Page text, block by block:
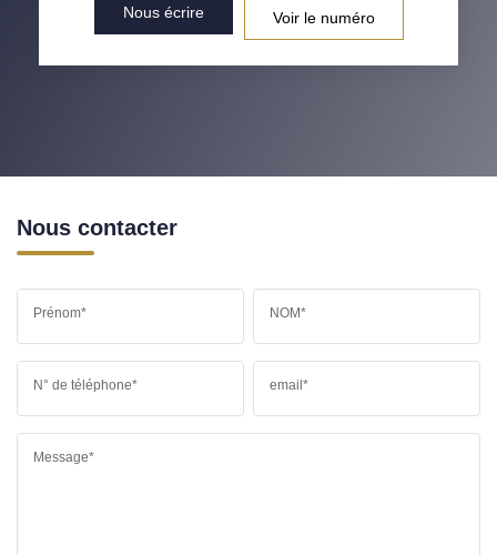
Nous écrire Voir le numéro
Nous contacter
Prénom* NOM*
N° de téléphone* email*
Message*